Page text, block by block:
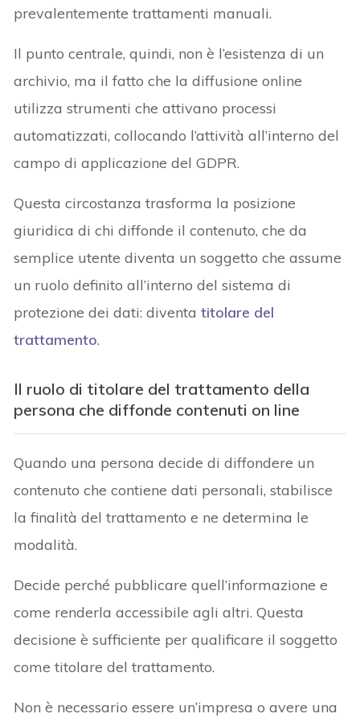
prevalentemente trattamenti manuali.
Il punto centrale, quindi, non è l’esistenza di un
archivio, ma il fatto che la diffusione online
utilizza strumenti che attivano processi
automatizzati, collocando l’attività all’interno del
campo di applicazione del GDPR.
Questa circostanza trasforma la posizione
giuridica di chi diffonde il contenuto, che da
semplice utente diventa un soggetto che assume
un ruolo definito all’interno del sistema di
protezione dei dati: diventatitolare del
trattamento.
Il ruolo di titolare del trattamento della
persona che diffonde contenuti on line
Quando una persona decide di diffondere un
contenuto che contiene dati personali, stabilisce
la finalità del trattamento e ne determina le
modalità.
Decide perché pubblicare quell’informazione e
come renderla accessibile agli altri. Questa
decisione è sufficiente per qualificare il soggetto
come titolare del trattamento.
Non è necessario essere un’impresa o avere una